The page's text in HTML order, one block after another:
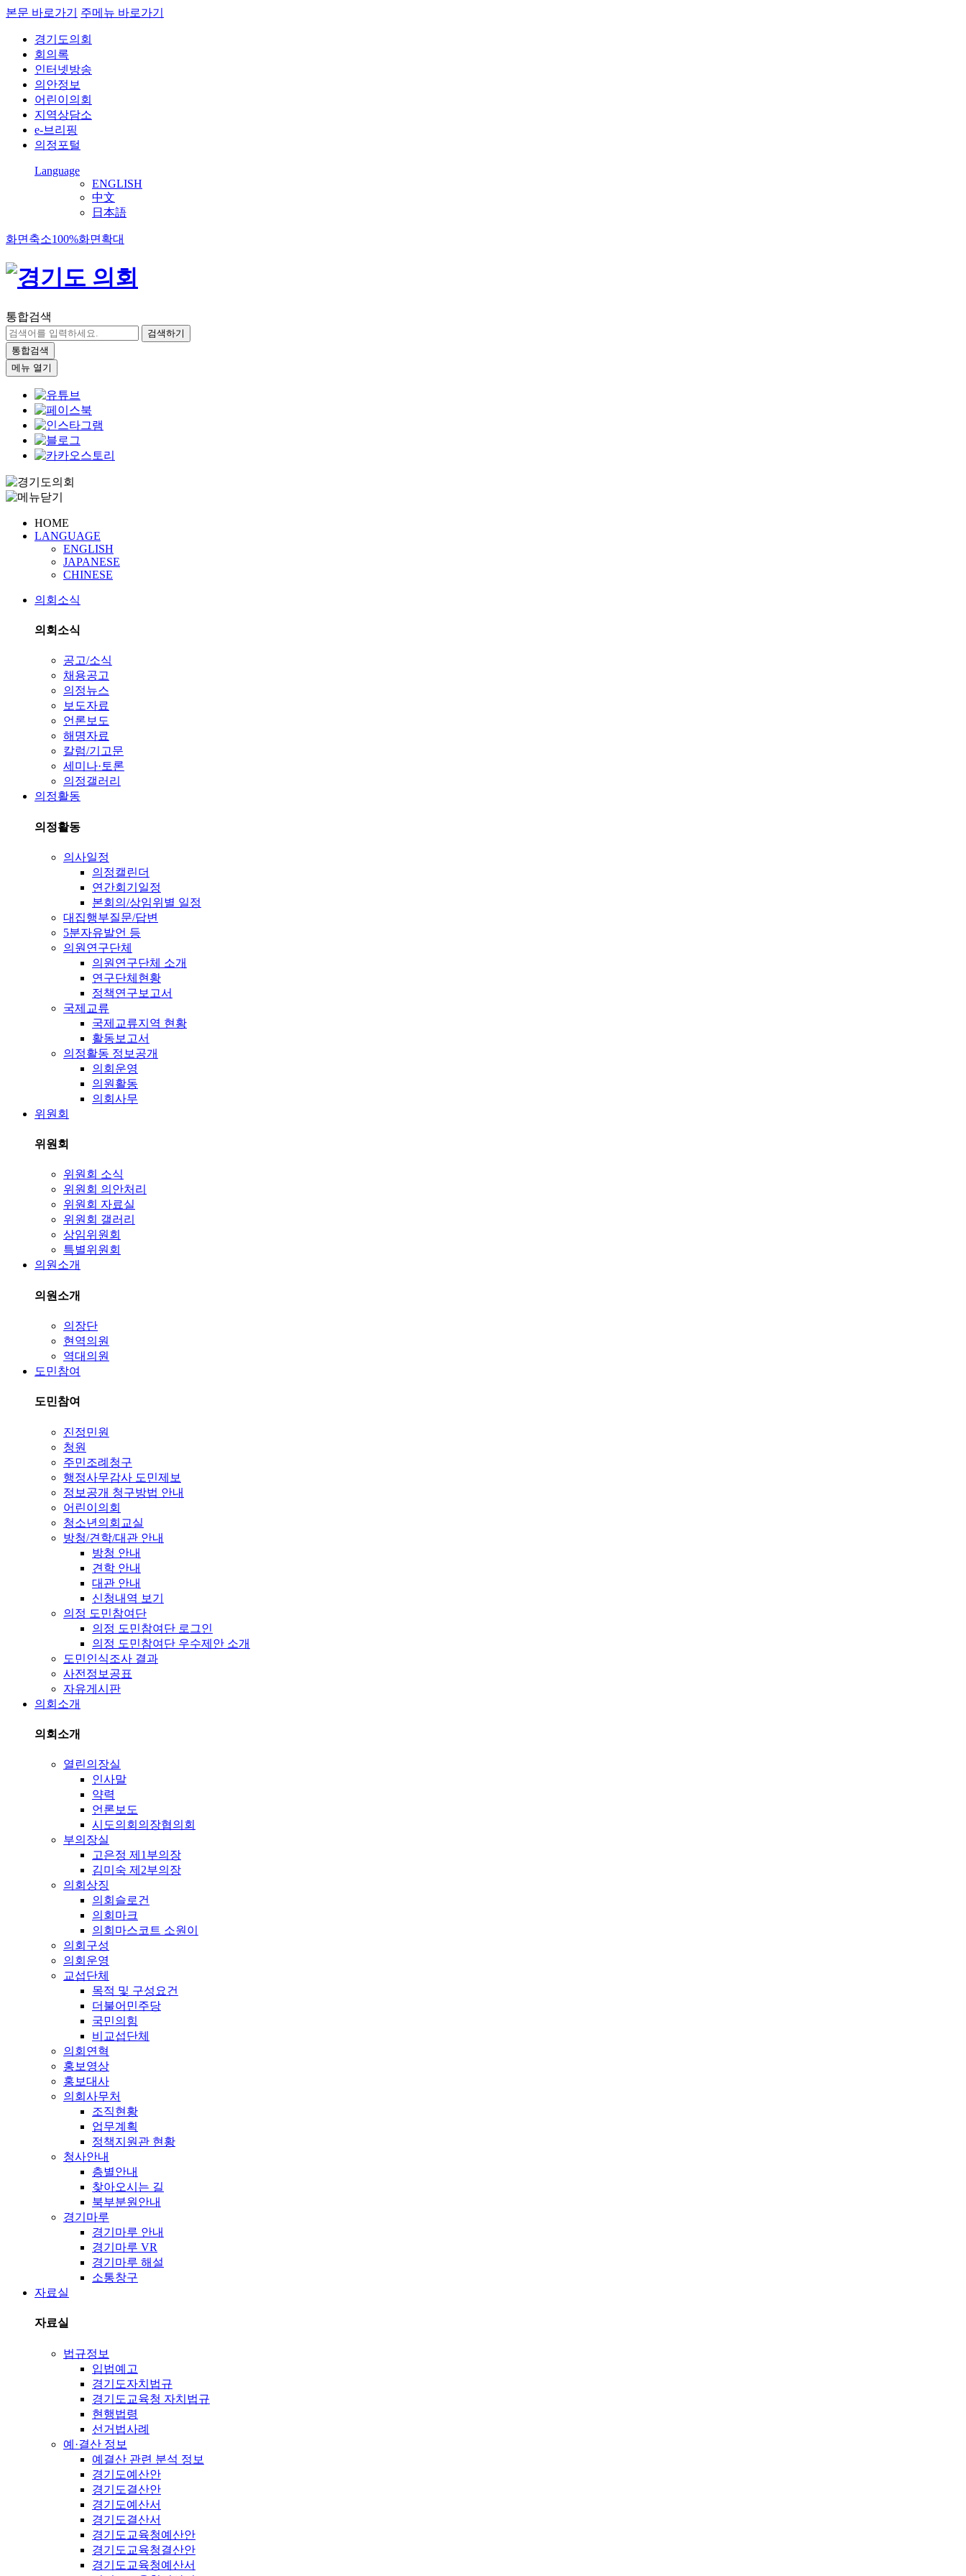
본문 바로가기 주메뉴 바로가기
경기도의회
회의록
인터넷방송
의안정보
어린이의회
지역상담소
e-브리핑
의정포털
Language
ENGLISH
中文
日本語
화면축소100%화면확대
통합검색
검색하기
통합검색
메뉴 열기
HOME
LANGUAGE
ENGLISH
JAPANESE
CHINESE
의회소식
의회소식
공고/소식
채용공고
의정뉴스
보도자료
언론보도
해명자료
칼럼/기고문
세미나·토론
의정갤러리
의정활동
의정활동
의사일정
의정캘린더
연간회기일정
본회의/상임위별 일정
대집행부질문/답변
5분자유발언 등
의원연구단체
의원연구단체 소개
연구단체현황
정책연구보고서
국제교류
국제교류지역 현황
활동보고서
의정활동 정보공개
의회운영
의원활동
의회사무
위원회
위원회
위원회 소식
위원회 의안처리
위원회 자료실
위원회 갤러리
상임위원회
특별위원회
의원소개
의원소개
의장단
현역의원
역대의원
도민참여
도민참여
진정민원
청원
주민조례청구
행정사무감사 도민제보
정보공개 청구방법 안내
어린이의회
청소년의회교실
방청/견학/대관 안내
방청 안내
견학 안내
대관 안내
신청내역 보기
의정 도민참여단
의정 도민참여단 로그인
의정 도민참여단 우수제안 소개
도민인식조사 결과
사전정보공표
자유게시판
의회소개
의회소개
열린의장실
인사말
약력
언론보도
시도의회의장협의회
부의장실
고은정 제1부의장
김미숙 제2부의장
의회상징
의회슬로건
의회마크
의회마스코트 소원이
의회구성
의회운영
교섭단체
목적 및 구성요건
더불어민주당
국민의힘
비교섭단체
의회연혁
홍보영상
홍보대사
의회사무처
조직현황
업무계획
정책지원관 현황
청사안내
층별안내
찾아오시는 길
북부분원안내
경기마루
경기마루 안내
경기마루 VR
경기마루 해설
소통창구
자료실
자료실
법규정보
입법예고
경기도자치법규
경기도교육청 자치법규
현행법령
선거법사례
예·결산 정보
예결산 관련 분석 정보
경기도예산안
경기도결산안
경기도예산서
경기도결산서
경기도교육청예산안
경기도교육청결산안
경기도교육청예산서